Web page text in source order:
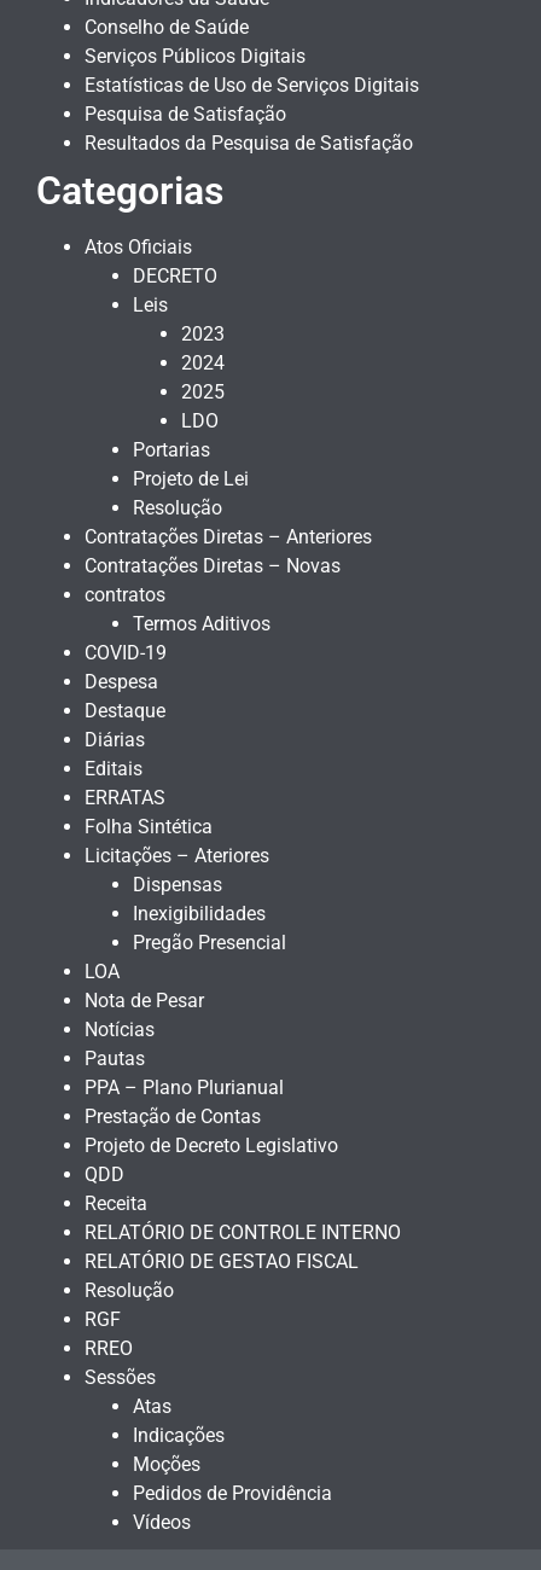
Conselho de Saúde
Serviços Públicos Digitais
Estatísticas de Uso de Serviços Digitais
Pesquisa de Satisfação
Resultados da Pesquisa de Satisfação
Categorias
Atos Oficiais
DECRETO
Leis
2023
2024
2025
LDO
Portarias
Projeto de Lei
Resolução
Contratações Diretas – Anteriores
Contratações Diretas – Novas
contratos
Termos Aditivos
COVID-19
Despesa
Destaque
Diárias
Editais
ERRATAS
Folha Sintética
Licitações – Ateriores
Dispensas
Inexigibilidades
Pregão Presencial
LOA
Nota de Pesar
Notícias
Pautas
PPA – Plano Plurianual
Prestação de Contas
Projeto de Decreto Legislativo
QDD
Receita
RELATÓRIO DE CONTROLE INTERNO
RELATÓRIO DE GESTAO FISCAL
Resolução
RGF
RREO
Sessões
Atas
Indicações
Moções
Pedidos de Providência
Vídeos